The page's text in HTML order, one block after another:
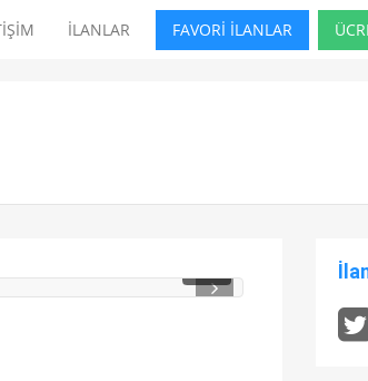
İLANLAR FAVORİ İLANLAR
1/ 2